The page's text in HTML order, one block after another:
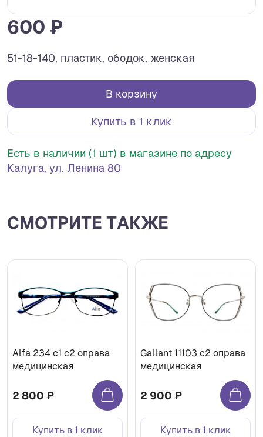
600 ₽
51-18-140, пластик, ободок, женская
В корзину
Купить в 1 клик
Есть в наличии (1 шт) в магазине по адресу
Калуга, ул. Ленина 80
СМОТРИТЕ ТАКЖЕ
Alfa 234 c1 с2 оправа
медицинская
2 800 ₽
Купить в 1 клик
Gallant 11103 с2 оправа
медицинская
2 900 ₽
Купить в 1 клик